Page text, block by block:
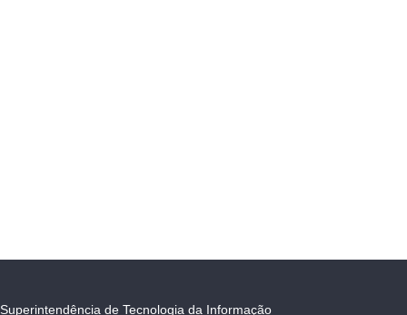
Superintendência de Tecnologia da Informação